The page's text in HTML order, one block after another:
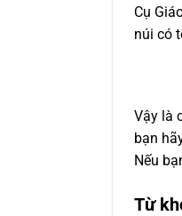
Cụ
núi có
Vậy là
bạn
Nếu
Từ